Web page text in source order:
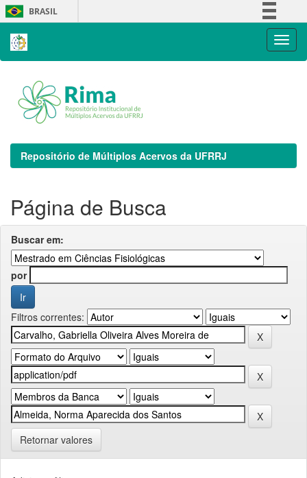
Skip
navigation
BRASIL
Repositório de Múltiplos Acervos da UFRRJ
Página de Busca
Buscar em:
por
Filtros correntes:
Retornar valores